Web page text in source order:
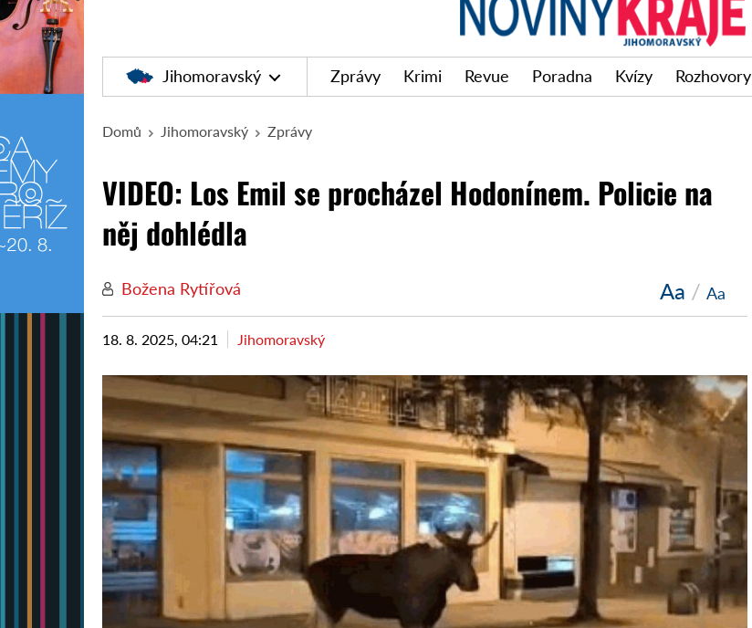
Jihomoravský Zprávy Krimi Revue Poradna Kvízy Rozhovory
Domů Jihomoravský Zprávy
VIDEO: Los Emil se procházel Hodonínem. Policie na
něj dohlédla
Božena Rytířová Aa / Aa
18. 8. 2025, 04:21 Jihomoravský